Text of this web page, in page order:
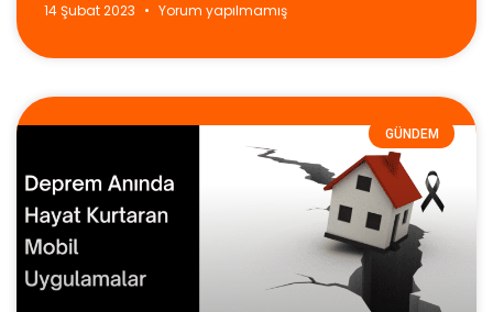
14 Şubat 2023 Yorum yapılmamış
GÜNDEM